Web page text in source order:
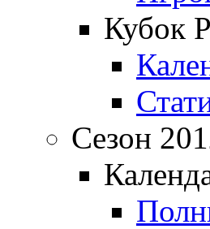
Кубок
Сезон